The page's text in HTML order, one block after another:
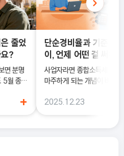
줄었
?
면 분명
5월 종합
어요. 이
+
단순경비율과 기준경
이, 언제 어떤 걸 써야
사업자라면 종합소득세 신고
마주하게 되는 개념이 바로
에서는 이 두 가지의 차이를
2025.12.23